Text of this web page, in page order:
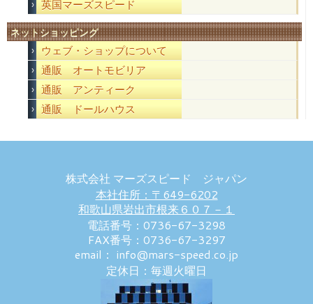
英国マーズスピード
ネットショッピング
ウェブ・ショップについて
通販 オートモビリア
通販 アンティーク
通販 ドールハウス
株式会社 マーズスピード ジャパン
本社住所：〒649-6202
和歌山県岩出市根来６０７－１
電話番号：0736-67-3298
FAX番号：0736-67-3297
email： info@mars-speed.co.jp
定休日：毎週火曜日